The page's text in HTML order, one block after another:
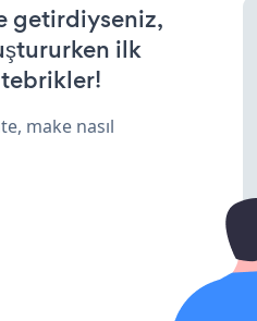
getirdiyseniz,
ilk
make nasıl